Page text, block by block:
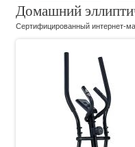
Домашний
Сертифицированный интернет-